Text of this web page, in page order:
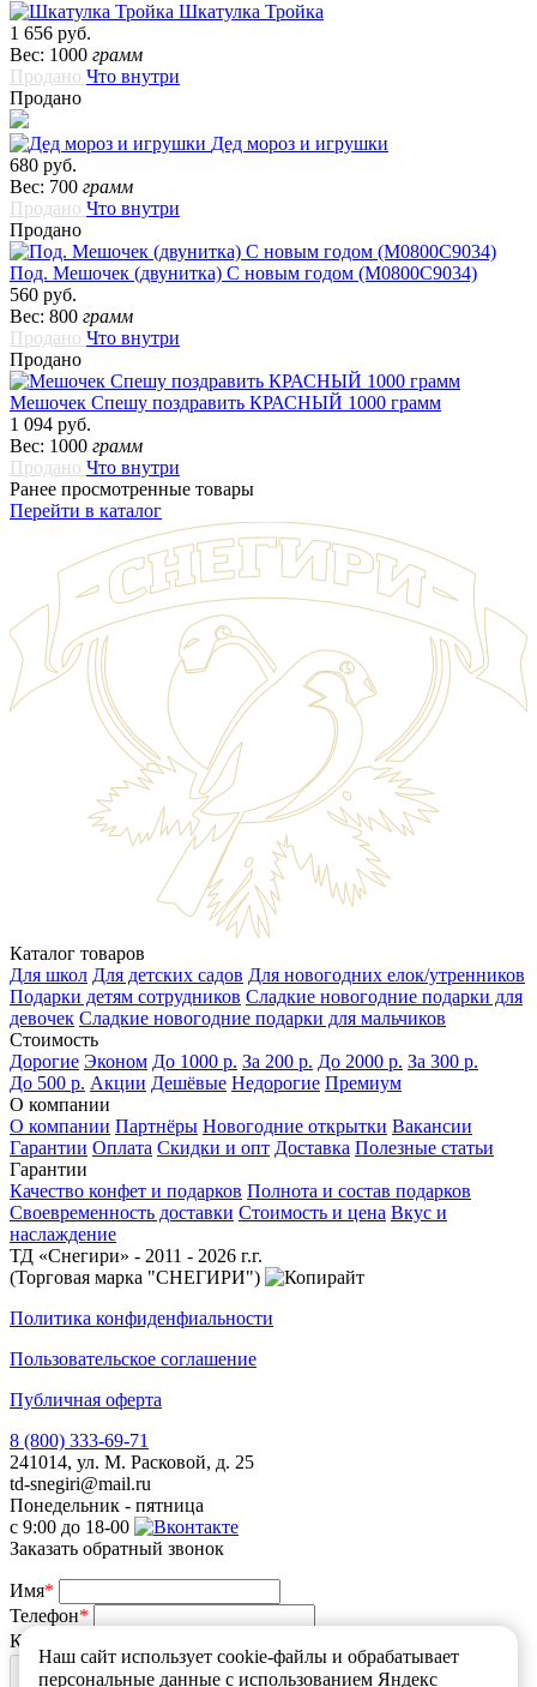
Шкатулка Тройка
1 656 руб.
Вес: 1000 грамм
Продано Что внутри
Продано
Дед мороз и игрушки
680 руб.
Вес: 700 грамм
Продано Что внутри
Продано
Под. Мешочек (двунитка) С новым годом (М0800С9034)
560 руб.
Вес: 800 грамм
Продано Что внутри
Продано
Мешочек Спешу поздравить КРАСНЫЙ 1000 грамм
1 094 руб.
Вес: 1000 грамм
Продано Что внутри
Ранее просмотренные товары
Перейти в каталог
Каталог товаров
Для школ Для детских садов Для новогодних елок/утренников
Подарки детям сотрудников Сладкие новогодние подарки для
девочек Сладкие новогодние подарки для мальчиков
Стоимость
Дорогие Эконом До 1000 р. За 200 р. До 2000 р. За 300 р.
До 500 р. Акции Дешёвые Недорогие Премиум
О компании
О компании Партнёры Новогодние открытки Вакансии
Гарантии Оплата Скидки и опт Доставка Полезные статьи
Гарантии
Качество конфет и подарков Полнота и состав подарков
Своевременность доставки Стоимость и цена Вкус и
наслаждение
ТД «Снегири» - 2011 - 2026 г.г.
(Торговая марка "СНЕГИРИ")
Политика конфиденфиальности
Пользовательское соглашение
Публичная оферта
8 (800) 333-69-71
241014, ул. М. Расковой, д. 25
td-snegiri@mail.ru
Понедельник - пятница
с 9:00 до 18-00
Заказать обратный звонок
Имя*
Телефон*
Какой у Вас вопрос
Наш сайт использует cookie-файлы и обрабатывает
персональные данные с использованием Яндекс